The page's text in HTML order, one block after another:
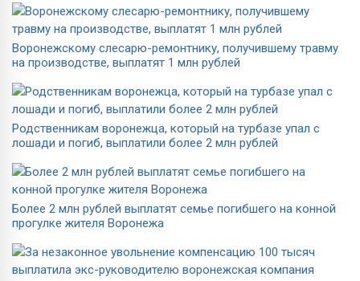
Воронежскому слесарю-ремонтнику, получившему травму
на производстве, выплатят 1 млн рублей
Родственникам воронежца, который на турбазе упал с
лошади и погиб, выплатили более 2 млн рублей
Более 2 млн рублей выплатят семье погибшего на конной
прогулке жителя Воронежа